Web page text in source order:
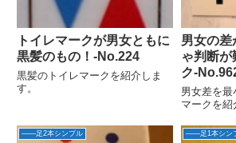
トイレマークが男女ともに
黒髪のもの！-No.224
黒髪のトイレマークを紹介しま
す。
男女の差
ゃ判断
ク
男女差を最
マークを紹
――足2本シンプル ――足1本シン